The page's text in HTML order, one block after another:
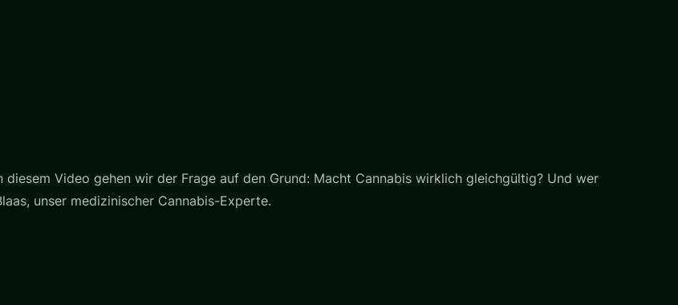
diesem Video gehen wir der Frage auf den Grund: Macht Cannabis wirklich gleichgültig? Und wer
unser medizinischer Cannabis-Experte.